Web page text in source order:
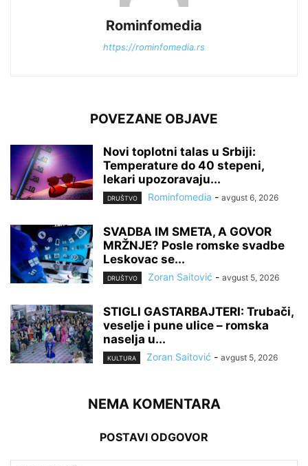
Rominfomedia
https://rominfomedia.rs
POVEZANE OBJAVE
Novi toplotni talas u Srbiji:
Temperature do 40 stepeni,
lekari upozoravaju...
DRUŠTVO Rominfomedia - avgust 6, 2026
SVADBA IM SMETA, A GOVOR
MRŽNJE? Posle romske svadbe
Leskovac se...
DRUŠTVO Zoran Saitović - avgust 5, 2026
STIGLI GASTARBAJTERI: Trubači,
veselje i pune ulice – romska
naselja u...
KULTURA Zoran Saitović - avgust 5, 2026
NEMA KOMENTARA
POSTAVI ODGOVOR